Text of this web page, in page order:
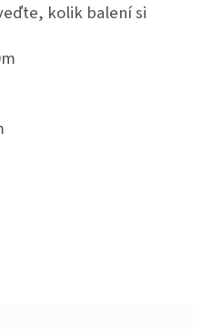
kolik balení si